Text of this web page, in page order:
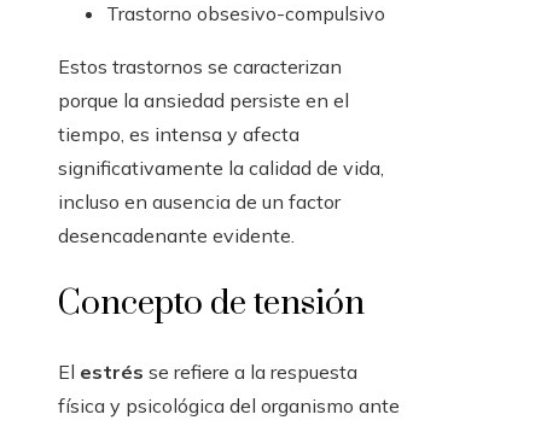
Trastorno obsesivo-compulsivo
Estos trastornos se caracterizan
porque la ansiedad persiste en el
tiempo, es intensa y afecta
significativamente la calidad de vida,
incluso en ausencia de un factor
desencadenante evidente.
Concepto de tensión
El estrés se refiere a la respuesta
física y psicológica del organismo ante